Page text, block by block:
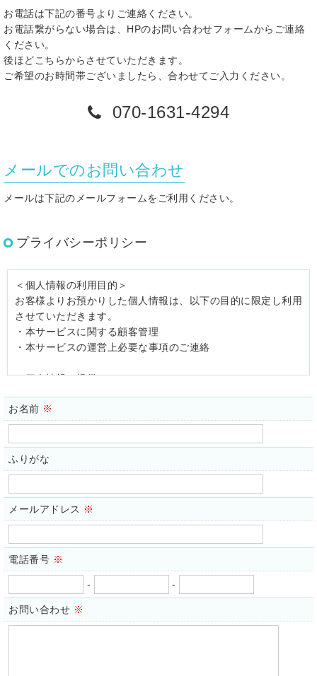
お電話は下記の番号よりご連絡ください。
お電話繋がらない場合は、HPのお問い合わせフォームからご連絡
ください。
後ほどこちらからさせていただきます。
ご希望のお時間帯ございましたら、合わせてご入力ください。
070-1631-4294
メールでのお問い合わせ
メールは下記のメールフォームをご利用ください。
プライバシーポリシー
＜個人情報の利用目的＞
お客様よりお預かりした個人情報は、以下の目的に限定し利用
させていただきます。
・本サービスに関する顧客管理
・本サービスの運営上必要な事項のご連絡
＜個人情報の提供について＞
を除き、
取得した個人情報を第三者に提供することはいたしません。
＜個人情報の委託について＞
当店では、利用目的の達成に必要な範囲において、個人情報を
これらの委託先に対しては個人情報保護契約等の措置をとり、
適切な監督を行います。
＜個人情報の安全管理＞
当店では、個人情報の漏洩等がなされないよう、適切に安全管
＜個人情報を与えなかった場合に生じる結果＞
必要な情報を頂けない場合は、それに対応した当店のサービス
お名前 ※
ふりがな
メールアドレス ※
電話番号 ※
- -
お問い合わせ ※